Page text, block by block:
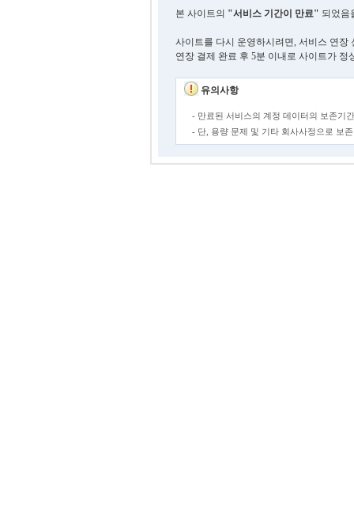
본 사이트의 "서비스 기간이 만료" 되었음
사이트를 다시 운영하시려면, 서비스 연장
연장 결제 완료 후 5분 이내로 사이트가 정
유의사항
- 만료된 서비스의 계정 데이터의 보존기
- 단, 용량 문제 및 기타 회사사정으로 보